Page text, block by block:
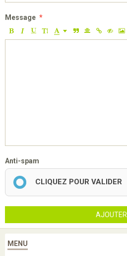
Message
Anti-spam
CLIQUEZ POUR VALIDER
AJOUTER
MENU